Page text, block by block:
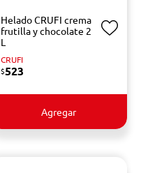
Helado CRUFI crema
frutilla y chocolate 2
L
CRUFI
$523
Agregar